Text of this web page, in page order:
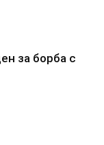
за борба с